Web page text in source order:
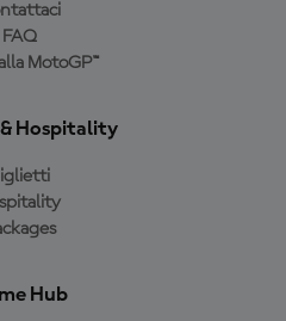
FAQ
MotoGP™
Hospitality
Hub